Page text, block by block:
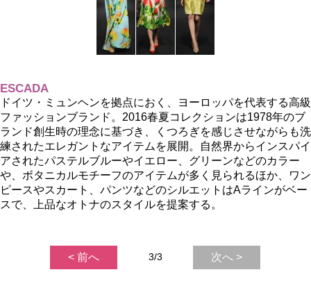
ESCADA
ドイツ・ミュンヘンを拠点におく、ヨーロッパを代表する高級
ファッションブランド。2016春夏コレクションは1978年のブ
ランド創生時の理念に基づき、くつろぎを感じさせながらも洗
練されたエレガントなアイテムを展開。自然界からインスパイ
アされたパステルブルーやイエロー、グリーンなどのカラー
、ボタニカルモチーフのアイテムが多く見られるほか、ワン
ピースやスカート、パンツなどのシルエットはAラインがベー
スで、上品なオトナのスタイルを提案する。
< 前へ 3/3 次へ >